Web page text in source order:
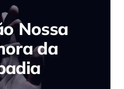
Nossa
da